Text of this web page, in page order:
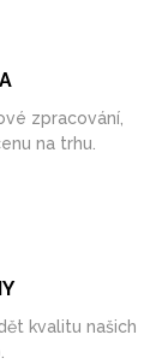
zpracování,
na trhu.
kvalitu našich